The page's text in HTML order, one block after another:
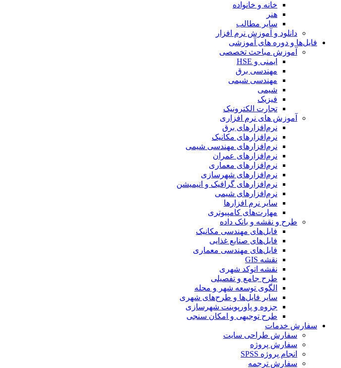
خانه و خانواده
هنر
سایر مطالب
دانلود و آموزش نرم افزار
فایل‌ها و دوره های آموزشی
آموزش مباحث تخصصی
ایمنی و HSE
مهندسی برق
مهندسی شیمی
شیمی
فیزیک
تجارت الکترونیک
آموزش های نرم افزاری
نرم‌افزارهای برق
نرم‌افزارهای مکانیک
نرم‌افزارهای مهندسی شیمی
نرم‌افزارهای عمران
نرم‌افزارهای معماری
نرم‌افزارهای شهرسازی
نرم‌افزارهای گرافیک و انیمیشن
نرم‌افزارهای شیمی
سایر نرم افزارها
مهارت‌های کامپیوتری
طرح و نقشه و بانک داده
فایل‌های مهندسی مکانیک
فایل‌های صنایع غذایی
فایل‌های مهندسی معماری
نقشه GIS
نقشه اتوکد شهری
طرح جامع و تفصیلی
الگوی توسعه شهر و محله
سایر فایل‌ها و طرح‌های شهری
جزوه و پاورپوینت شهرسازی
طرح توجیهی و امکان سنجی
سفارش خدمات
سفارش طراحی سایت
سفارش پروژه
انجام پروژه SPSS
سفارش ترجمه